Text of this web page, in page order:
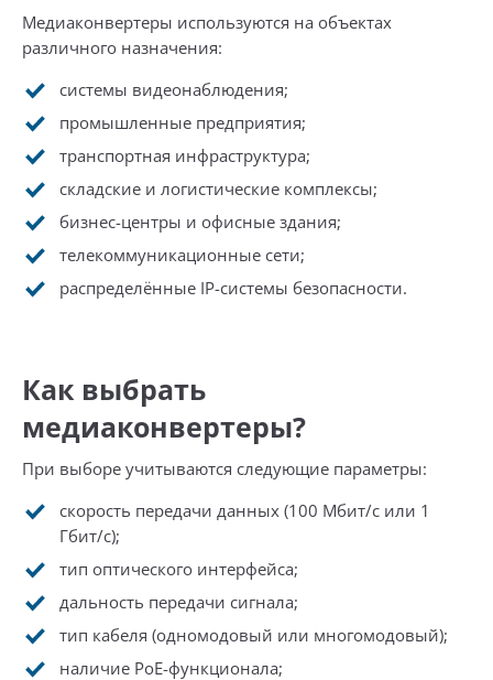
Медиаконвертеры используются на объектах
различного назначения:
системы видеонаблюдения;
промышленные предприятия;
транспортная инфраструктура;
складские и логистические комплексы;
бизнес-центры и офисные здания;
телекоммуникационные сети;
распределённые IP-системы безопасности.
Как выбрать
медиаконвертеры?
При выборе учитываются следующие параметры:
скорость передачи данных (100 Мбит/с или 1
Гбит/с);
тип оптического интерфейса;
дальность передачи сигнала;
тип кабеля (одномодовый или многомодовый);
наличие PoE-функционала;